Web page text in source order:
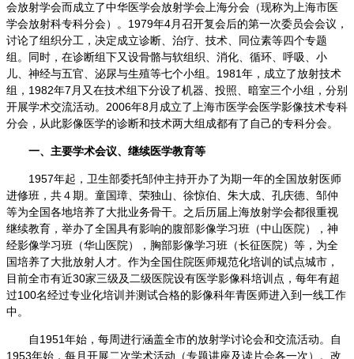
会放射学会而成立了中华医学会放射学会上海分会（现称为上海市医
学会放射科专科分会）。1979年4月召开复会后的第一次委员会会议，
讨论了组织分工，决定成立诊断、治疗、技术、同位素等四个专题
组。同时，在诊断组下又设骨骼与软组织、消化、循环、呼吸、小
儿、神经与五官、泌尿与生殖等七个小组。1981年，成立了放射技术
组，1982年7月又在技术组下分设了机器、投照、暗室三个小组，分别
开展学术交流活动。2006年8月成立了上海市医学会医学影像技术专科
分会，从此影像医学的诊断和技术两大组成都有了自己的专科分会。
一、主要学术会议、继续医学教育等
1957年起，卫生部委托邹仲主持开办了为期一年的全国放射医师
进修班，共４期。童国璋、荣独山、徐惊伯、朱大成、孔庆德、邹仲
等为全国各地培养了大批业务骨干。之后历届上海放射学会都很重视
继续教育，举办了全国具有影响的腹部影像学习班（中山医院），神
经影像学习班（华山医院），胸部影像学习班（长征医院）等，为全
国培养了大批放射人才。作为全国住院医师规范化培训的试点城市，
目前全市有近30家三级及二级医院设有医学影像科培训点，每年有超
过100名经过专业化培训并测试合格的影像科年青医师进入到一线工作
中。
自1951年始，每周进行涵盖全市的放射学讨论会和交流活动。自
1953年始，每月开展二次学术活动（专题讲座及读片会各一次）。 改